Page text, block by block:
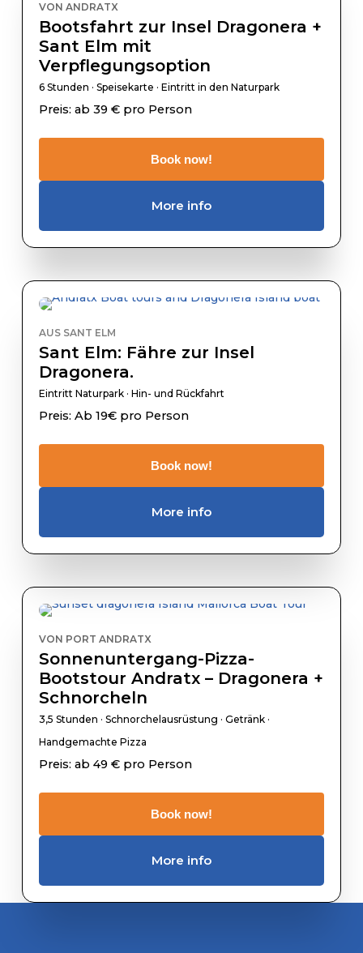
VON ANDRATX
Bootsfahrt zur Insel Dragonera +
Sant Elm mit
Verpflegungsoption
6 Stunden · Speisekarte · Eintritt in den Naturpark
Preis: ab 39 € pro Person
Book now!
More info
AUS SANT ELM
Sant Elm: Fähre zur Insel
Dragonera.
Eintritt Naturpark · Hin- und Rückfahrt
Preis: Ab 19€ pro Person
Book now!
More info
VON PORT ANDRATX
Sonnenuntergang-Pizza-
Bootstour Andratx – Dragonera +
Schnorcheln
3,5 Stunden · Schnorchelausrüstung · Getränk ·
Handgemachte Pizza
Preis: ab 49 € pro Person
Book now!
More info